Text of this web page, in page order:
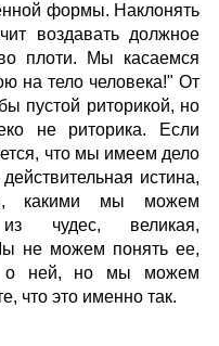
формы. Наклонять
воздавать должное
плоти. Мы касаемся
на тело человека!" От
пустой риторикой, но
не риторика. Если
что мы имеем дело
истина,
какими мы можем
чудес, великая,
не можем понять ее,
о ней, но мы можем
что это именно так.